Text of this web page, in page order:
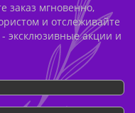
заказ мгновенно,
и отслеживайте
эксклюзивные акции и